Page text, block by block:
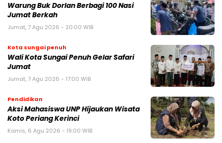
Warung Buk Dorlan Berbagi 100 Nasi
Jumat Berkah
Jumat, 7 Agu 2026 - 20:00 WIB
Kota sungai penuh
Wali Kota Sungai Penuh Gelar Safari
Jumat
Jumat, 7 Agu 2026 - 17:00 WIB
Pendidikan
Aksi Mahasiswa UNP Hijaukan Wisata
Koto Periang Kerinci
Kamis, 6 Agu 2026 - 19:00 WIB